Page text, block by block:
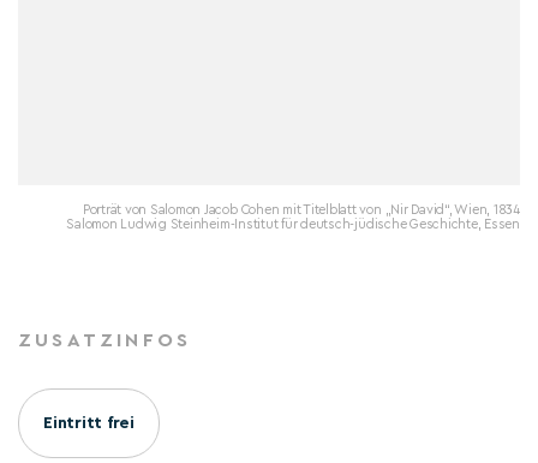
Porträt von Salomon Jacob Cohen mit Titelblatt von „Nir David“, Wien, 1834
Salomon Ludwig Steinheim-Institut für deutsch-jüdische Geschichte, Essen
ZUSATZINFOS
Eintritt frei